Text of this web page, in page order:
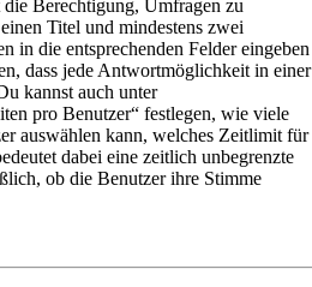
Berechtigung, Umfragen zu
Titel und mindestens zwei
in die entsprechenden Felder eingeben
dass jede Antwortmöglichkeit in einer
kannst auch unter
pro Benutzer“ festlegen, wie viele
auswählen kann, welches Zeitlimit für
dabei eine zeitlich unbegrenzte
ob die Benutzer ihre Stimme